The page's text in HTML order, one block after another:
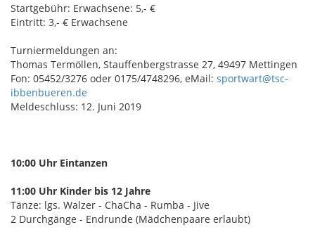
Startgebühr: Erwachsene: 5,- €
Eintritt: 3,- € Erwachsene
Turniermeldungen an:
Thomas Termöllen, Stauffenbergstrasse 27, 49497 Mettingen
Fon: 05452/3276 oder 0175/4748296, eMail: sportwart@tsc-
ibbenbueren.de
Meldeschluss: 12. Juni 2019
10:00 Uhr Eintanzen
11:00 Uhr Kinder bis 12 Jahre
Tänze: lgs. Walzer - ChaCha - Rumba - Jive
2 Durchgänge - Endrunde (Mädchenpaare erlaubt)